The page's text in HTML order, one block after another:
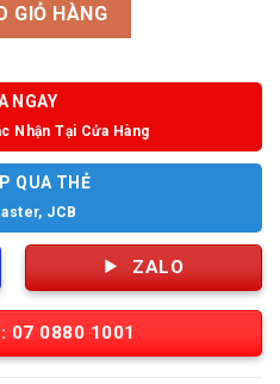
GIỎ HÀNG
NGAY
Nhận Tại Cửa Hàng
QUA THẺ
JCB
ZALO
07 0880 1001